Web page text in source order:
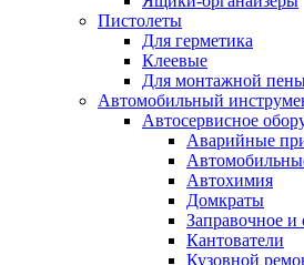
Пистолеты
Для герметика
Клеевые
Для монтажной
Автомобильный
Автосервисное
Аварийные
Автохимия
Домкраты
Заправочное и
Кантователи
Кузовной